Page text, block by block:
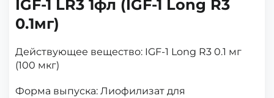
IGF-1 LR3 1фл (IGF-1 Long R3
0.1мг)
Действующее вещество: IGF-1 Long R3 0.1 мг
(100 мкг)
Форма выпуска: Лиофилизат для